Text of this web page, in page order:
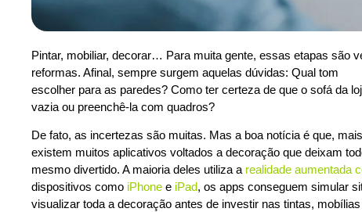
Pintar, mobiliar, decorar… Para muita gente, essas etapas são
reformas. Afinal, sempre surgem aquelas dúvidas: Qual tom
escolher para as paredes? Como ter certeza de que o sofá da
vazia ou preenchê-la com quadros?
De fato, as incertezas são muitas. Mas a boa notícia é que,
existem muitos aplicativos voltados a decoração que deixam
mesmo divertido. A maioria deles utiliza a realidade aumentada
dispositivos como iPhone e iPad, os apps conseguem simular
visualizar toda a decoração antes de investir nas tintas,